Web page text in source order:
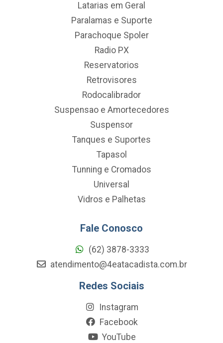
Latarias em Geral
Paralamas e Suporte
Parachoque Spoler
Radio PX
Reservatorios
Retrovisores
Rodocalibrador
Suspensao e Amortecedores
Suspensor
Tanques e Suportes
Tapasol
Tunning e Cromados
Universal
Vidros e Palhetas
Fale Conosco
(62) 3878-3333
atendimento@4eatacadista.com.br
Redes Sociais
Instagram
Facebook
YouTube